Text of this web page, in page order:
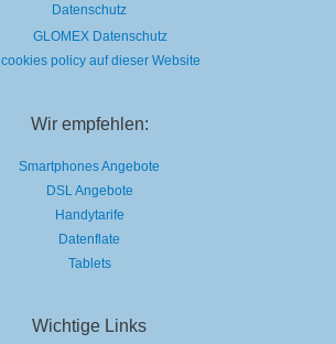
Datenschutz
GLOMEX Datenschutz
cookies policy auf dieser Website
Wir empfehlen:
Smartphones Angebote
DSL Angebote
Handytarife
Datenflate
Tablets
Wichtige Links